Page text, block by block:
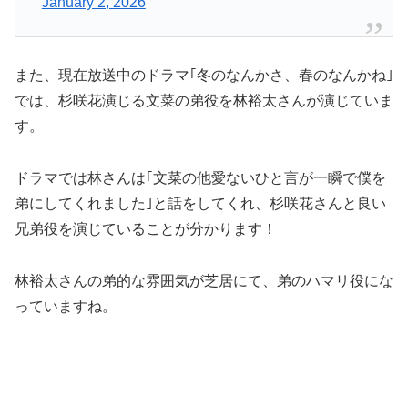
また、現在放送中のドラマ｢冬のなんかさ、春のなんかね｣
では、杉咲花演じる文菜の弟役を林裕太さんが演じていま
す。
ドラマでは林さんは｢文菜の他愛ないひと言が一瞬で僕を
弟にしてくれました｣と話をしてくれ、杉咲花さんと良い
兄弟役を演じていることが分かります！
林裕太さんの弟的な雰囲気が芝居にて、弟のハマリ役にな
っていますね。